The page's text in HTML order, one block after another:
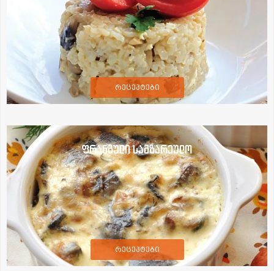
რეცეპტები
ფრანგული სამზარეულო
რეცეპტები